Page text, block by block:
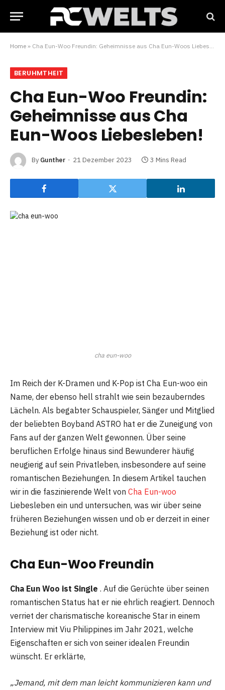
Home » Cha Eun-Woo Freundin: Geheimnisse aus Cha Eun-Woos Liebesleben!
BERUHMTHEIT
Cha Eun-Woo Freundin:
Geheimnisse aus Cha
Eun-Woos Liebesleben!
By Gunther 21 Dezember 2023 3 Mins Read
cha eun-woo
Im Reich der K-Dramen und K-Pop ist Cha Eun-woo ein
Name, der ebenso hell strahlt wie sein bezauberndes
Lächeln. Als begabter Schauspieler, Sänger und Mitglied
der beliebten Boyband ASTRO hat er die Zuneigung von
Fans auf der ganzen Welt gewonnen. Über seine
beruflichen Erfolge hinaus sind Bewunderer häufig
neugierig auf sein Privatleben, insbesondere auf seine
romantischen Beziehungen. In diesem Artikel tauchen
wir in die faszinierende Welt von Cha Eun-woo
Liebesleben ein und untersuchen, was wir über seine
früheren Beziehungen wissen und ob er derzeit in einer
Beziehung ist oder nicht.
Cha Eun-Woo Freundin
Cha Eun Woo ist Single . Auf die Gerüchte über seinen
romantischen Status hat er nie ehrlich reagiert. Dennoch
verriet der charismatische koreanische Star in einem
Interview mit Viu Philippines im Jahr 2021, welche
Eigenschaften er sich von seiner idealen Freundin
wünscht. Er erklärte,
„Jemand, mit dem man leicht kommunizieren kann und